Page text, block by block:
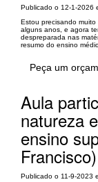
Publicado o 12-1-2026
Estou precisando
alguns anos, e agora
despreparada nas
resumo do ensino
Peça um
Aula
natureza
ensino
Francisco)
Publicado o 11-9-2023